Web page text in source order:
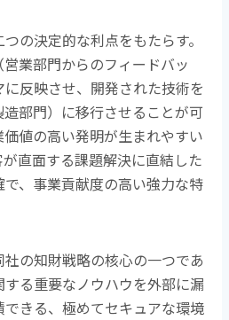
の決定的な利点をもたらす。
業部門からのフィードバッ
反映させ、開発された技術を
部門）に移行させることが可
値の高い発明が生まれやすい
直面する課題解決に直結した
、事業貢献度の高い強力な特
の知財戦略の核心の一つであ
る重要なノウハウを外部に漏
きる、極めてセキュアな環境